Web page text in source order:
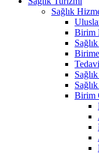
Sağlık
Birim
Birim